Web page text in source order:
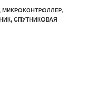
МИКРОКОНТРОЛЛЕР,
, СПУТНИКОВАЯ